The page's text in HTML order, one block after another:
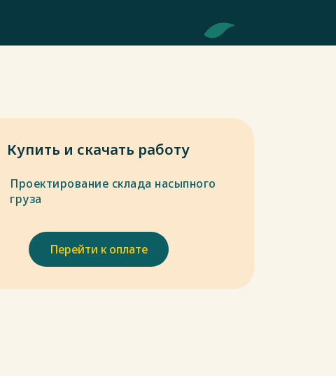
Купить и скачать работу
Проектирование склада насыпного
груза
Перейти к оплате